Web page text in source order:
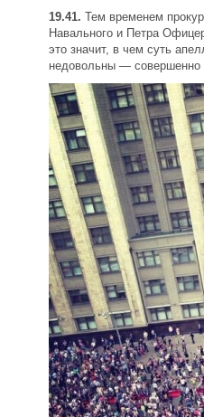
19.41. Тем временем
Навального и Петра
это значит, в чем суть
недовольны — совершенно